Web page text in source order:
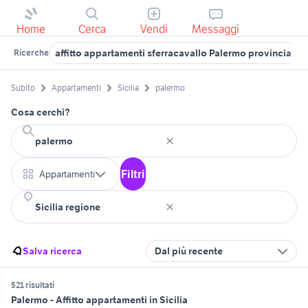
Home Cerca Vendi Messaggi
Ricerche affitto appartamenti sferracavallo Palermo provincia
Subito Appartamenti Sicilia palermo
Cosa cerchi?
Appartamenti Filtri
Salva ricerca Dal più recente
521 risultati
Palermo - Affitto appartamenti in Sicilia